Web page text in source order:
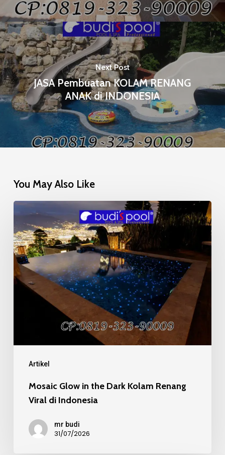
Next Post
JASA Pembuatan KOLAM RENANG
ANAK di INDONESIA
You May Also Like
Artikel
Mosaic
Glow
in
the
Dark
Kolam
Renang
Mosaic Glow in the Dark Kolam Renang
Viral di Indonesia
mr budi
31/07/2026